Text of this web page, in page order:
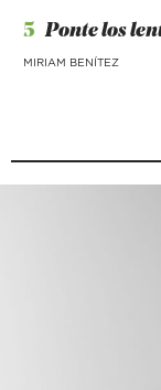
5 Ponte los
MIRIAM BENÍTEZ